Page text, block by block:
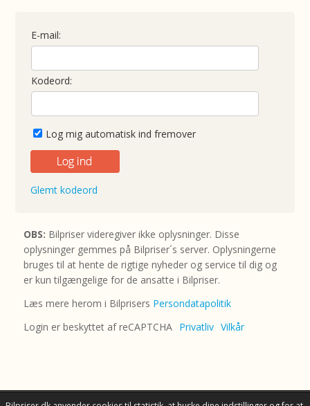
E-mail:
Kodeord:
Log mig automatisk ind fremover
Glemt kodeord
OBS: Bilpriser videregiver ikke oplysninger. Disse
oplysninger gemmes på Bilpriser´s server. Oplysningerne
bruges til at hente de rigtige nyheder og service til dig og
er kun tilgængelige for de ansatte i Bilpriser.
Læs mere herom i Bilprisers Persondatapolitik
Login er beskyttet af reCAPTCHA Privatliv Vilkår